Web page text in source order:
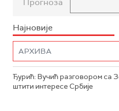
Прогноза
Најновије
Ђурић: Вучић разговором са
штити интересе Србије